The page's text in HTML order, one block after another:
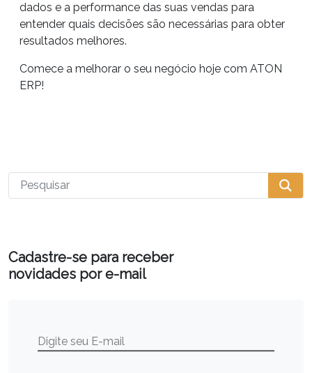
dados e a performance das suas vendas para
entender quais decisões são necessárias para obter
resultados melhores.
Comece a melhorar o seu negócio hoje com ATON
ERP!
Cadastre-se para receber
novidades por e-mail